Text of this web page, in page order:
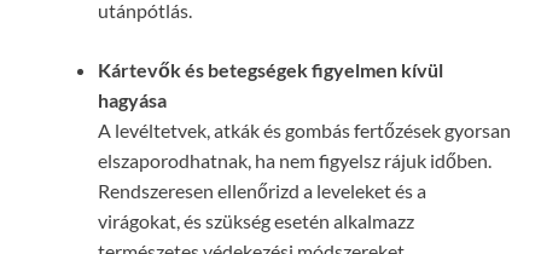
utánpótlás.
Kártevők és betegségek figyelmen kívül
hagyása
A levéltetvek, atkák és gombás fertőzések gyorsan
elszaporodhatnak, ha nem figyelsz rájuk időben.
Rendszeresen ellenőrizd a leveleket és a
virágokat, és szükség esetén alkalmazz